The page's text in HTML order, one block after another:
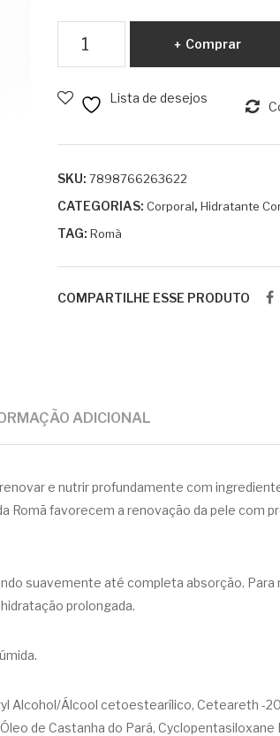
500ml
Comprar
Lista de desejos
SKU: 7898766263622
CATEGORIAS: Corporal, Hidratante
TAG: Romã
COMPARTILHE ESSE PRODUTO
ADICIONAL
e nutrir profundamente com
favorecem a renovação da pele com
suavemente até completa absorção.
prolongada.
Alcohol/Álcool cetoestearílico, Ceteareth -
de Castanha do Pará,